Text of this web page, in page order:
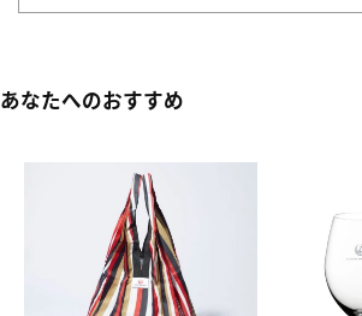
あなたへのおすすめ